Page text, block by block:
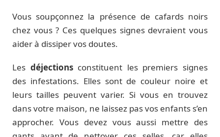
Vous soupçonnez la présence de cafards noirs
chez vous ? Ces quelques signes devraient vous
aider à dissiper vos doutes.
Les déjectionsconstituent les premiers signes
des infestations. Elles sont de couleur noire et
leurs tailles peuvent varier. Si vous en trouvez
dans votre maison, ne laissez pas vos enfants s’en
approcher. Vous devez vous aussi mettre des